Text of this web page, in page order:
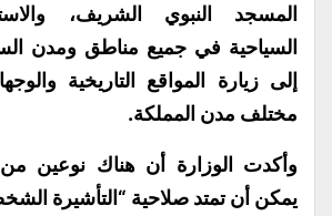
المسجد النبوي الشريف،
السياحية في جميع مناطق ومدن
إلى زيارة المواقع التاريخية
مختلف مدن المملكة.
وأكدت الوزارة أن هناك نوعين
يمكن أن تمتد صلاحية “التأشيرة